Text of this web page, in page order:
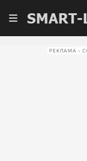
SMART-
РЕКЛАМА •